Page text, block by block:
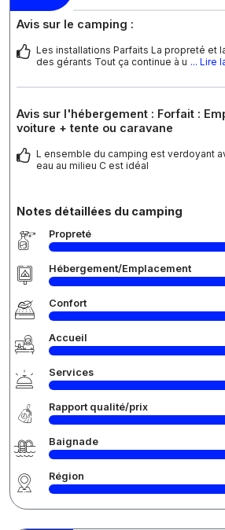
Avis sur le camping :
Les installations Parfaits La propreté et
des gérants Tout ça continue à u ... Lire
Avis sur l'hébergement : Forfait :
voiture + tente ou caravane
L ensemble du camping est verdoyant
eau au milieu C est idéal
Notes détaillées du camping
Propreté
Hébergement/Emplacement
Confort
Accueil
Services
Rapport qualité/prix
Baignade
Région